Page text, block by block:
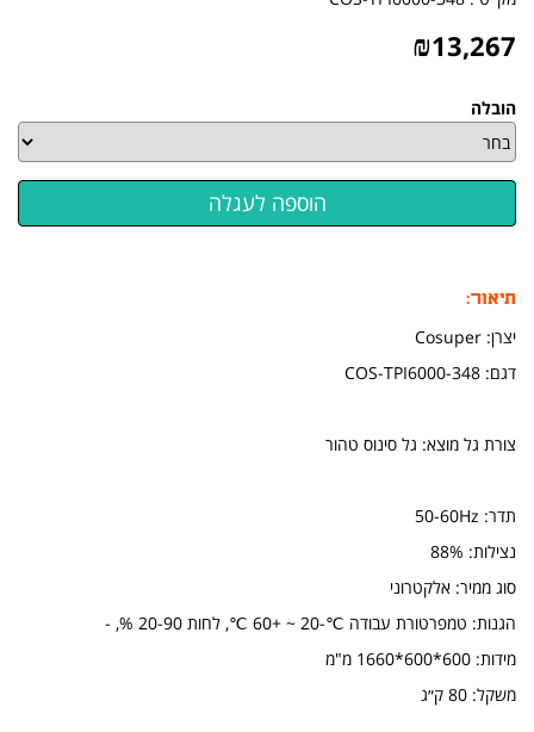
₪13,267
הובלה
תיאור:
יצרן: Cosuper
דגם: COS-TPI6000-348
צורת גל מוצא: גל סינוס טהור
תדר: 50-60Hz
נצילות: 88%
סוג ממיר: אלקטרוני
הגנות: טמפרטורת עבודה ℃-20 ~ +60 ℃, לחות 20-90 %, -
מידות: 600*600*1660 מ"מ
משקל: 80 ק״ג